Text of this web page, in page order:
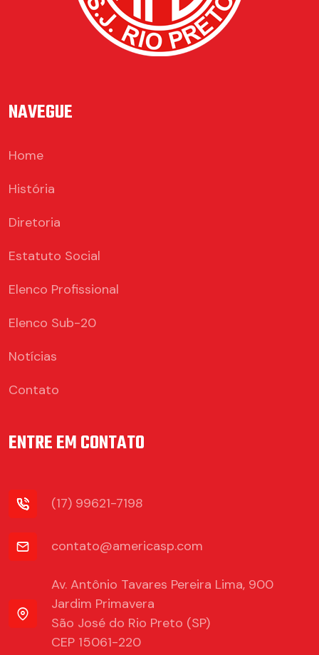
NAVEGUE
Home
História
Diretoria
Estatuto Social
Elenco Profissional
Elenco Sub-20
Notícias
Contato
ENTRE EM CONTATO
(17) 99621-7198
contato@americasp.com
Av. Antônio Tavares Pereira Lima, 900
Jardim Primavera
São José do Rio Preto (SP)
CEP 15061-220